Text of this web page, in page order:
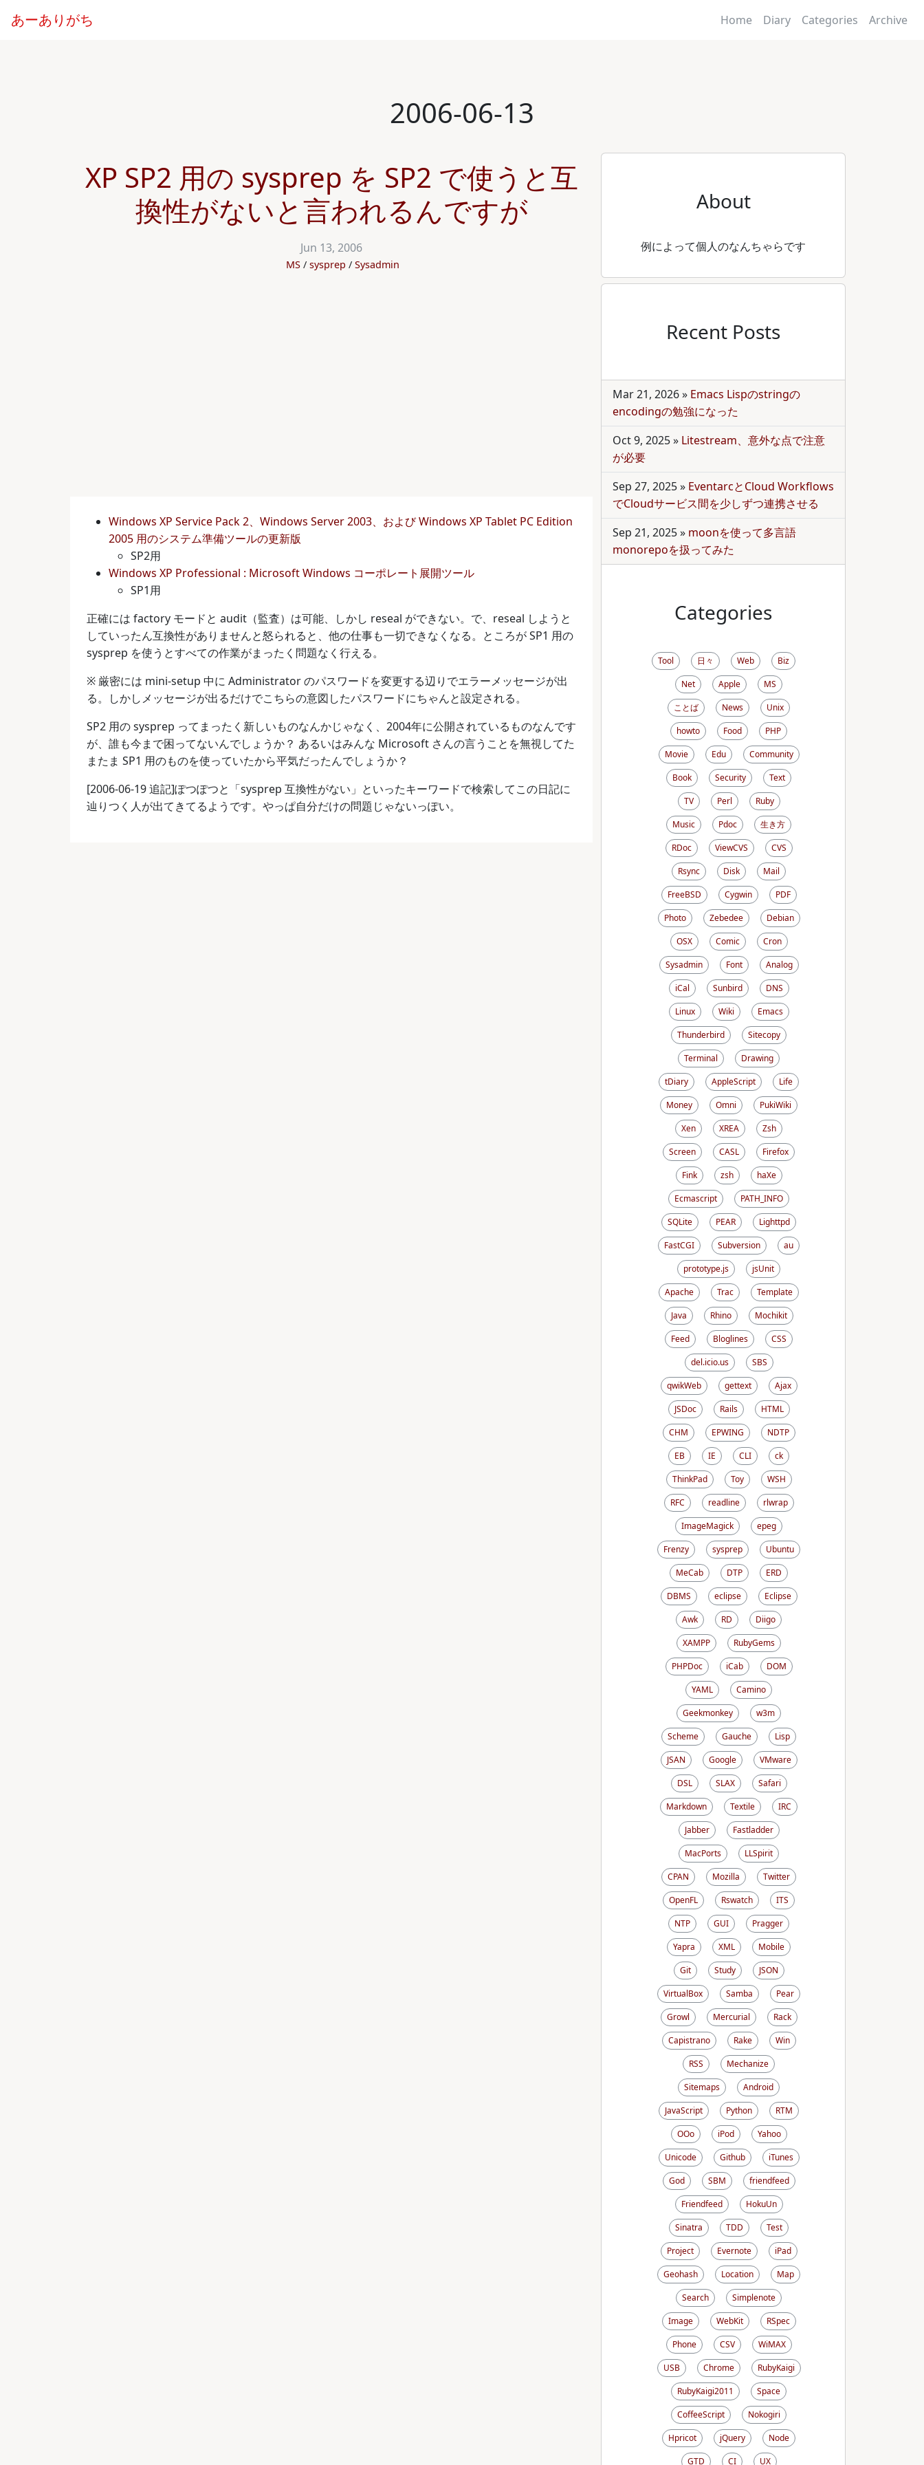
あーありがち Home Diary Categories Archive
2006-06-13
XP SP2 用の sysprep を SP2 で使うと互
換性がないと言われるんですが
Jun 13, 2006
MS sysprep Sysadmin
Windows XP Service Pack 2、Windows Server 2003、および Windows XP Tablet PC Edition
2005 用のシステム準備ツールの更新版
SP2用
Windows XP Professional : Microsoft Windows コーポレート展開ツール
SP1用
正確には factory モードと audit（監査）は可能、しかし reseal ができない。で、reseal しようと
していったん互換性がありませんと怒られると、他の仕事も一切できなくなる。ところが SP1 用の
sysprep を使うとすべての作業がまったく問題なく行える。
※ 厳密には mini-setup 中に Administrator のパスワードを変更する辺りでエラーメッセージが出
る。しかしメッセージが出るだけでこちらの意図したパスワードにちゃんと設定される。
SP2 用の sysprep ってまったく新しいものなんかじゃなく、2004年に公開されているものなんです
が、誰も今まで困ってないんでしょうか？ あるいはみんな Microsoft さんの言うことを無視してた
またま SP1 用のものを使っていたから平気だったんでしょうか？
[2006-06-19 追記]ぽつぽつと「sysprep 互換性がない」といったキーワードで検索してこの日記に
辿りつく人が出てきてるようです。やっぱ自分だけの問題じゃないっぽい。
About
例によって個人のなんちゃらです
Recent Posts
Mar 21, 2026» Emacs Lispのstringの
encodingの勉強になった
Oct 9, 2025» Litestream、意外な点で注意
が必要
Sep 27, 2025» EventarcとCloud Workflows
でCloudサービス間を少しずつ連携させる
Sep 21, 2025» moonを使って多言語
monorepoを扱ってみた
Categories
Tool 日々 Web
Biz
Net
Apple
MS
ことば
News
Unix
howto
Food
PHP
Movie
Edu
Community
Book
Security
Text
TV
Perl
Ruby
Music
Pdoc
生き方
RDoc
ViewCVS
CVS
Rsync
Disk
Mail
FreeBSD
Cygwin
PDF
Photo
Zebedee
Debian
OSX
Comic
Cron
Sysadmin
Font
Analog
iCal
Sunbird
DNS
Linux
Wiki
Emacs
Thunderbird
Sitecopy
Terminal
Drawing
tDiary
AppleScript
Life
Money
Omni
PukiWiki
Xen
XREA
Zsh
Screen
CASL
Firefox
Fink
zsh
haXe
Ecmascript
PATH_INFO
SQLite
PEAR
Lighttpd
FastCGI
Subversion
au
prototype.js
jsUnit
Apache
Trac
Template
Java
Rhino
Mochikit
Feed
Bloglines
CSS
del.icio.us
SBS
qwikWeb
gettext
Ajax
JSDoc
Rails
HTML
CHM
EPWING
NDTP
EB
IE CLI
ck
ThinkPad
Toy
WSH
RFC
readline
rlwrap
ImageMagick
epeg
Frenzy
sysprep
Ubuntu
MeCab
DTP
ERD
DBMS
eclipse
Eclipse
Awk
RD
Diigo
XAMPP
RubyGems
PHPDoc
iCab
DOM
YAML
Camino
Geekmonkey
w3m
Scheme
Gauche
Lisp
JSAN
Google
VMware
DSL
SLAX
Safari
Markdown
Textile
IRC
Jabber
Fastladder
MacPorts
LLSpirit
CPAN
Mozilla
Twitter
OpenFL
Rswatch
ITS
NTP
GUI
Pragger
Yapra
XML
Mobile
Git
Study
JSON
VirtualBox
Samba
Pear
Growl
Mercurial
Rack
Capistrano
Rake
Win
RSS
Mechanize
Sitemaps
Android
JavaScript
Python
RTM
OOo
iPod
Yahoo
Unicode
Github
iTunes
God
SBM
friendfeed
Friendfeed
HokuUn
Sinatra
TDD
Test
Project
Evernote
iPad
Geohash
Location
Map
Search
Simplenote
Image
WebKit
RSpec
Phone
CSV
WiMAX
USB
Chrome
RubyKaigi
RubyKaigi2011
Space
CoffeeScript
Nokogiri
Hpricot
jQuery
Node
GTD
CI UX